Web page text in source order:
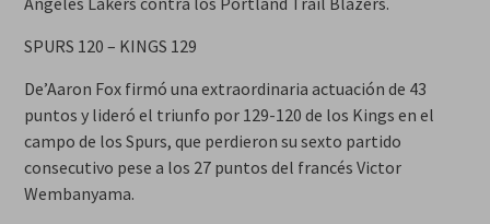
SPURS 120 – KINGS 129
De’Aaron Fox firmó una extraordinaria actuación de 43
puntos y lideró el triunfo por 129-120 de los Kings en el
campo de los Spurs, que perdieron su sexto partido
consecutivo pese a los 27 puntos del francés Victor
Wembanyama.